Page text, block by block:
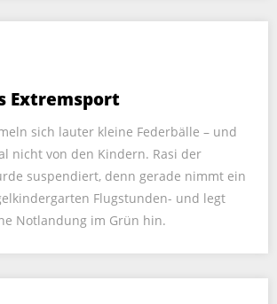
Extremsport
sich lauter kleine Federbälle – und
nicht von den Kindern. Rasi der
suspendiert, denn gerade nimmt ein
Flugstunden- und legt
Notlandung im Grün hin.